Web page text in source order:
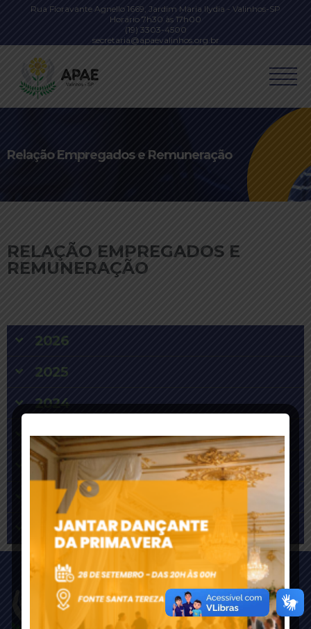
Rua Fioravante Agnello 1669, Jardim Maria Ilydia - Valinhos-SP
Horário 7h30 às 17h00
(19) 3303-4500
secretaria@apaevalinhos.org.br
Relação Empregados e Remuneração
RELAÇÃO EMPREGADOS E
REMUNERAÇÃO
2026
2025
2024
2023
2022
2021
2020